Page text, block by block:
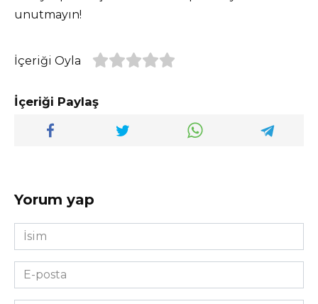
unutmayın!
İçeriği Oyla
İçeriği Paylaş
Yorum yap
İsim
*
E-
posta